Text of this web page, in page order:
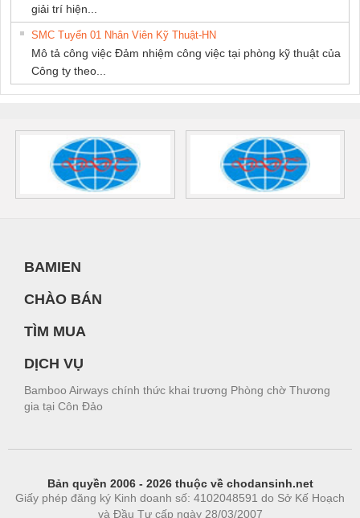
giải trí hiện...
SMC Tuyển 01 Nhân Viên Kỹ Thuật-HN
Mô tả công việc Đảm nhiệm công việc tại phòng kỹ thuật của
Công ty theo...
BAMIEN
CHÀO BÁN
TÌM MUA
DỊCH VỤ
Bamboo Airways chính thức khai trương Phòng chờ Thương
gia tại Côn Đảo
Bản quyền 2006 - 2026 thuộc về chodansinh.net
Giấy phép đăng ký Kinh doanh số: 4102048591 do Sở Kế Hoạch
và Đầu Tư cấp ngày 28/03/2007